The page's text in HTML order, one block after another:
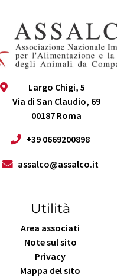
Largo Chigi, 5
Via di San Claudio, 69
00187 Roma
+39 0669200898
assalco@assalco.it
Utilità
Area associati
Note sul sito
Privacy
Mappa del sito